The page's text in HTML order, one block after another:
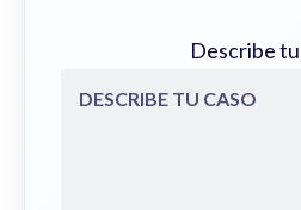
Describe